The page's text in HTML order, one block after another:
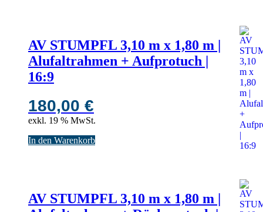
AV STUMPFL 3,10 m x 1,80 m |
Alufaltrahmen + Aufprotuch |
16:9
180,00 €
exkl. 19 % MwSt.
In den Warenkorb
AV STUMPFL 3,10 m x 1,80 m |